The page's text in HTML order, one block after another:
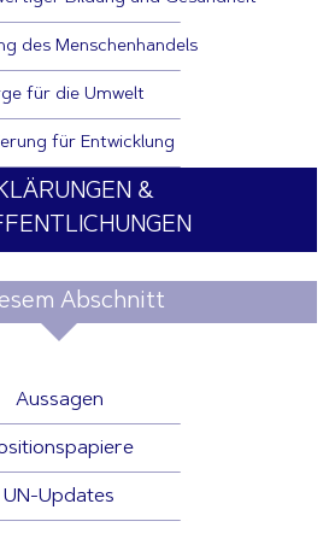
des Menschenhandels
für die Umwelt
für Entwicklung
&
Abschnitt
Aussagen
UN-Updates